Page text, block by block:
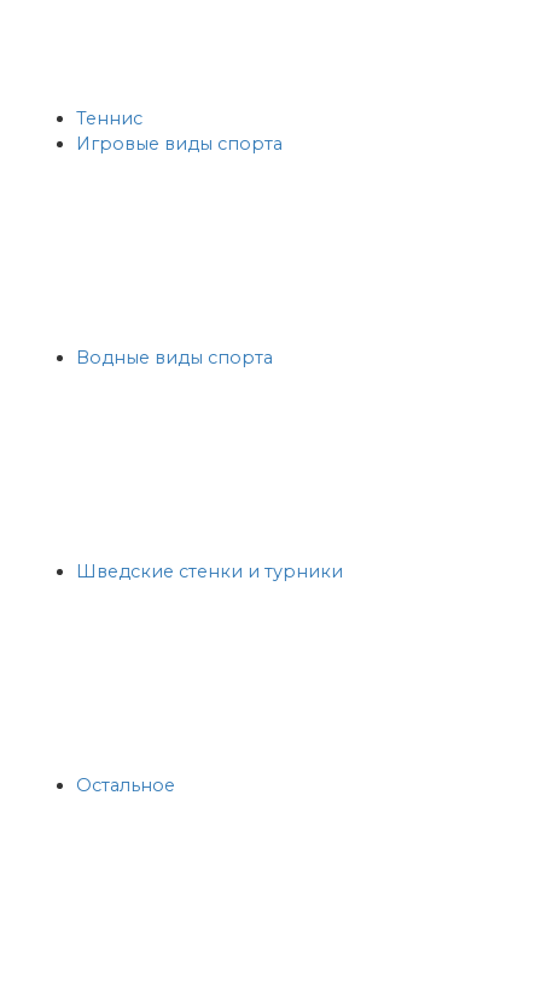
Теннис
Игровые виды спорта
Водные виды спорта
Шведские стенки и турники
Остальное